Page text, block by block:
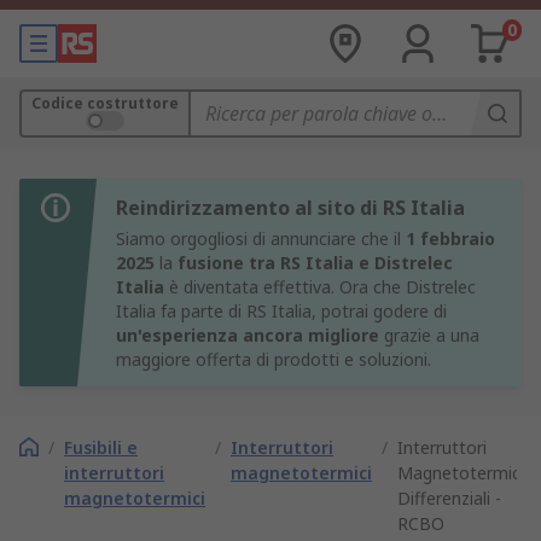
0
Codice costruttore
Reindirizzamento al sito di RS Italia
Siamo orgogliosi di annunciare che il 1 febbraio
2025 la fusione tra RS Italia e Distrelec
Italia è diventata effettiva. Ora che Distrelec
Italia fa parte di RS Italia, potrai godere di
un'esperienza ancora migliore grazie a una
maggiore offerta di prodotti e soluzioni.
/ Fusibili e
interruttori
magnetotermici
/ Interruttori
magnetotermici
/ Interruttori
Magnetotermici
Differenziali -
RCBO